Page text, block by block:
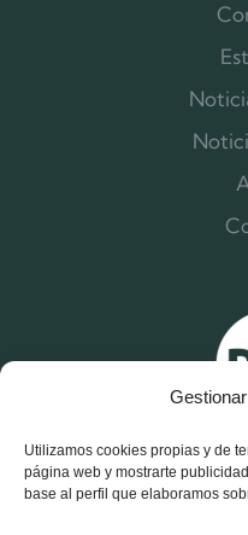
Utilizamos cookies propias y de
página web y mostrarte
base al perfil que elaboramos